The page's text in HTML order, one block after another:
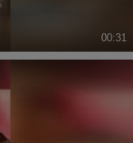
00:31